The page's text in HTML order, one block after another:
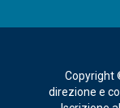
Copyright
direzione e